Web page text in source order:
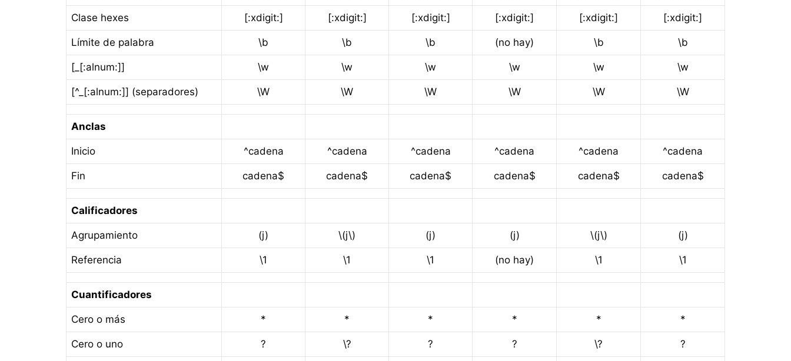
Clase hexes [:xdigit:] [:xdigit:] [:xdigit:] [:xdigit:] [:xdigit:] [:xdigit:]
Límite de palabra \b \b \b (no hay) \b \b
[_[:alnum:]] \w \w \w \w \w \w
[^_[:alnum:]] (separadores) \W \W \W \W \W \W
Anclas
Inicio ^cadena ^cadena ^cadena ^cadena ^cadena ^cadena
Fin cadena$ cadena$ cadena$ cadena$ cadena$ cadena$
Calificadores
Agrupamiento (j) \(j\) (j) (j) \(j\) (j)
Referencia \1 \1 \1 (no hay) \1 \1
Cuantificadores
Cero o más * * * * * *
Cero o uno ? \? ? ? \? ?